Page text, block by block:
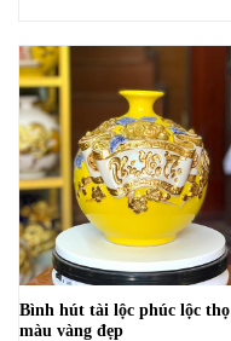
Bình hút tài lộc phúc lộc thọ
màu vàng đẹp